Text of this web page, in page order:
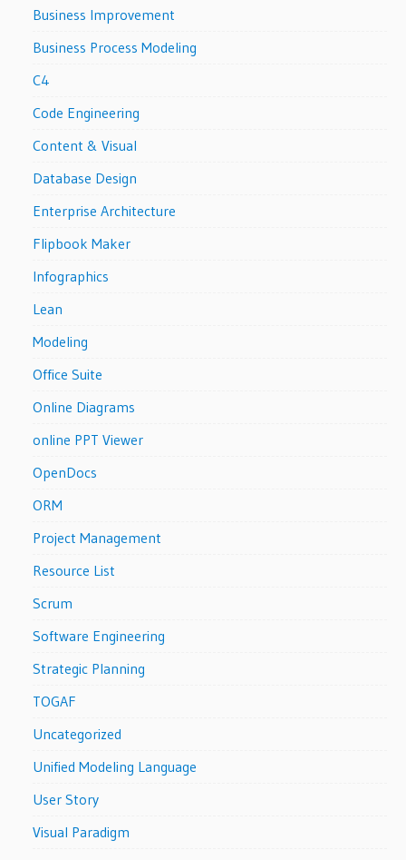
Business Improvement
Business Process Modeling
C4
Code Engineering
Content & Visual
Database Design
Enterprise Architecture
Flipbook Maker
Infographics
Lean
Modeling
Office Suite
Online Diagrams
online PPT Viewer
OpenDocs
ORM
Project Management
Resource List
Scrum
Software Engineering
Strategic Planning
TOGAF
Uncategorized
Unified Modeling Language
User Story
Visual Paradigm